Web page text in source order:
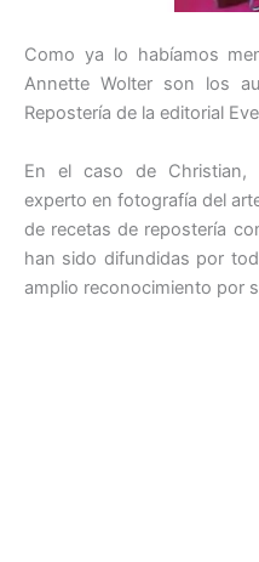
Como ya lo habíamos
Annette Wolter son los
Repostería de la editorial
En el caso de
experto en fotografía del
de recetas de repostería
han sido difundidas por
amplio reconocimiento por